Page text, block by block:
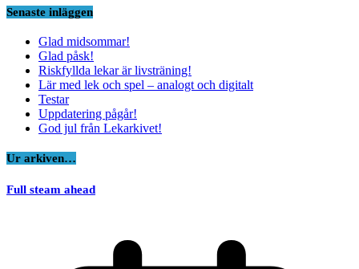
Senaste inläggen
Glad midsommar!
Glad påsk!
Riskfyllda lekar är livsträning!
Lär med lek och spel – analogt och digitalt
Testar
Uppdatering pågår!
God jul från Lekarkivet!
Ur arkiven…
Full steam ahead